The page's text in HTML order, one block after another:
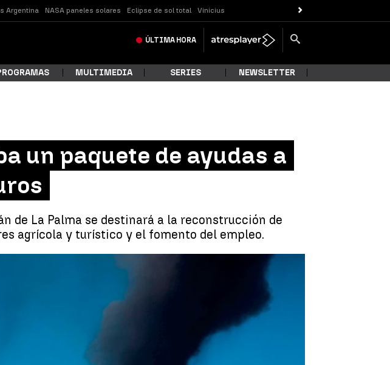
Argentina NASA paneles solares Eclipse de sol total Vinicius
ÚLTIMA HORA
MULTIMEDIA SERIES NEWSLETTER
un paquete de ayudas a
de La Palma se destinará a la reconstrucción de
agrícola y turístico y el fomento del empleo.
Ministros aprueba un paquete de ayudas a La Palma de 214 millones de euros |